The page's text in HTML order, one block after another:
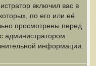
включил вас в
по его или её
просмотрены перед
администратором
информации.